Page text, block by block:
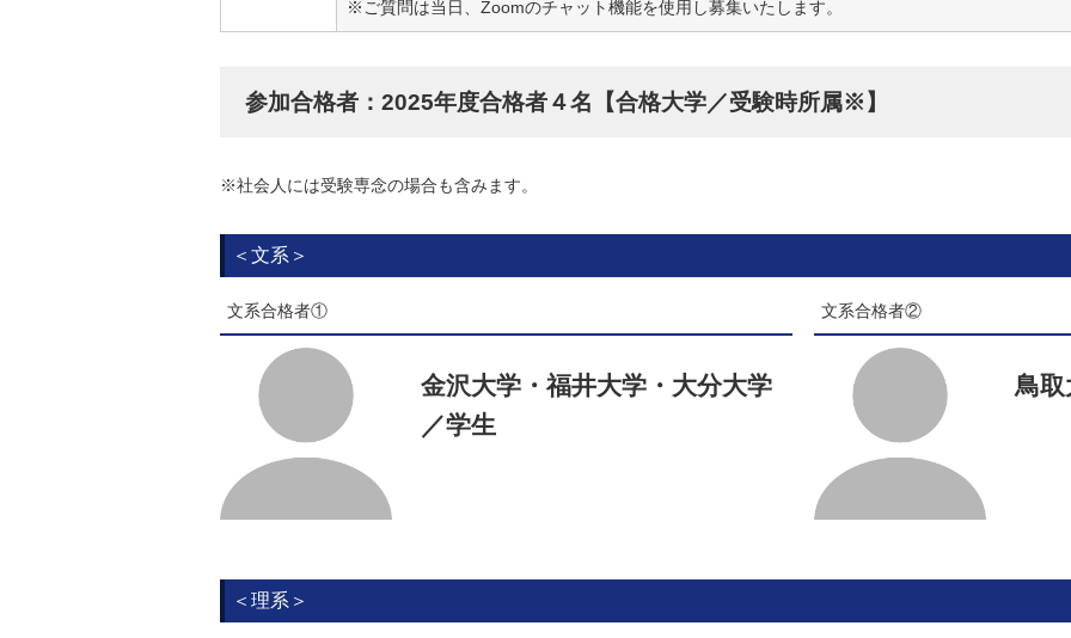
※ご質問は当日、Zoomのチャット機能を使用し募集いたします。
参加合格者：2025年度合格者４名【合格大学／受験時所属※】
※社会人には受験専念の場合も含みます。
＜文系＞
文系合格者①
金沢大学・福井大学・大分大学
／学生
文系合格者②
鳥取
＜理系＞